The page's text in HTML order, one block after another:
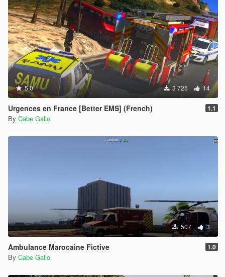
5.0 3 725 14
Urgences en France [Better EMS] (French) 1.1
By Cabe Gallo
507 3
Ambulance Marocaine Fictive 1.0
By Cabe Gallo